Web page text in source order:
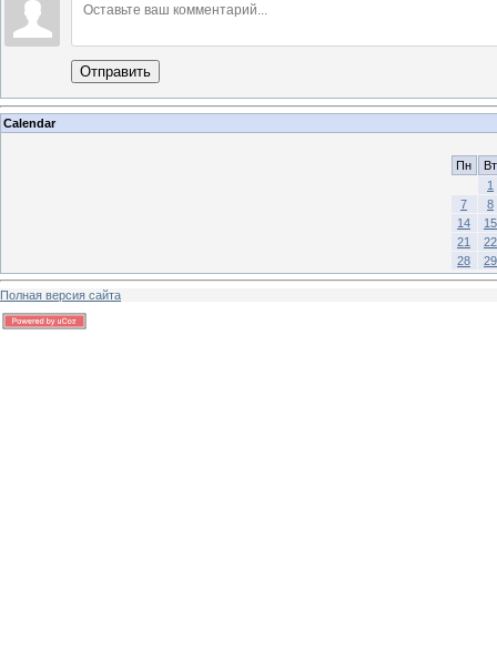
Отправить
Calendar
Пн
Вт
1
7
8
14
15
21
22
28
29
Полная версия сайта